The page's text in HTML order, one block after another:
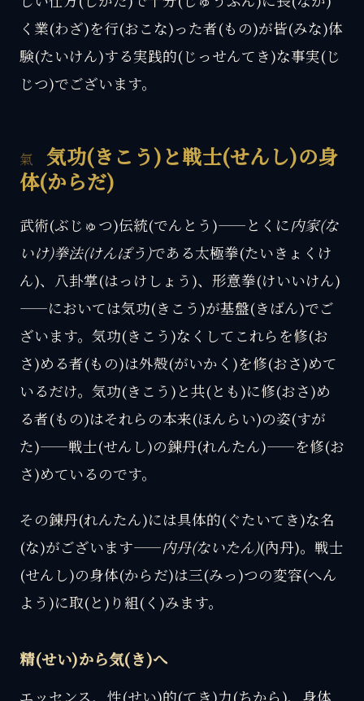
く業(わざ)を行(おこな)った者(もの)が皆(みな)体
験(たいけん)する実践的(じっせんてき)な事実(じ
じつ)でございます。
気功(きこう)と戦士(せんし)の身
体(からだ)
武術(ぶじゅつ)伝統(でんとう)——とくに内家(な
いけ)拳法(けんぽう)である太極拳(たいきょくけ
ん)、八卦掌(はっけしょう)、形意拳(けいいけん)
——においては気功(きこう)が基盤(きばん)でご
ざいます。気功(きこう)なくしてこれらを修(お
さ)める者(もの)は外殻(がいかく)を修(おさ)めて
いるだけ。気功(きこう)と共(とも)に修(おさ)め
る者(もの)はそれらの本来(ほんらい)の姿(すが
た)——戦士(せんし)の錬丹(れんたん)——を修(お
さ)めているのです。
その錬丹(れんたん)には具体的(ぐたいてき)な名
(な)がございます——内丹(ないたん)(內丹)。戦士
(せんし)の身体(からだ)は三(みっ)つの変容(へん
よう)に取(と)り組(く)みます。
精(せい)から気(き)へ
エッセンス、性(せい)的(てき)力(ちから)、身体